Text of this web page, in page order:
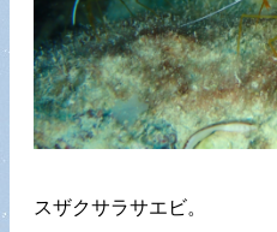
スザクサラサエビ。